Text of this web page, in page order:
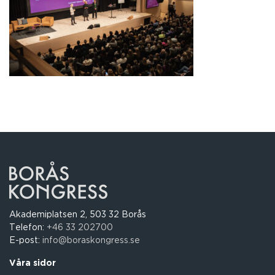
Akademiplatsen 2, 503 32 Borås
Telefon: +46 33 202700
E-post: info@boraskongress.se
Våra sidor